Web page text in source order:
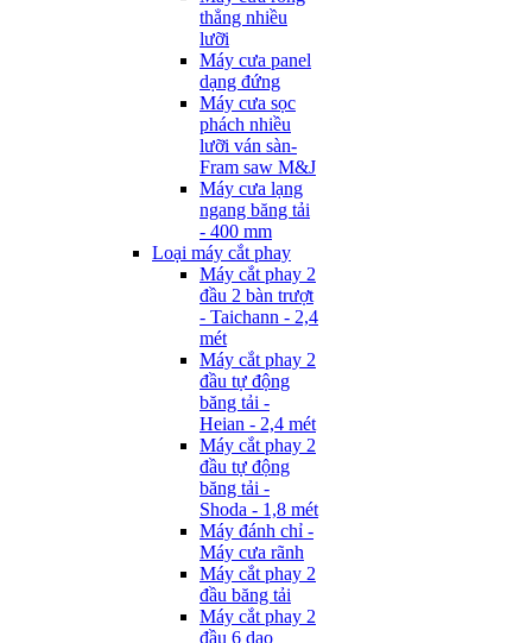
thẳng nhiều
lưỡi
Máy cưa panel
dạng đứng
Máy cưa sọc
phách nhiều
lưỡi ván sàn-
Fram saw M&J
Máy cưa lạng
ngang băng tải
- 400 mm
Loại máy cắt phay
Máy cắt phay 2
đầu 2 bàn trượt
- Taichann - 2,4
mét
Máy cắt phay 2
đầu tự động
băng tải -
Heian - 2,4 mét
Máy cắt phay 2
đầu tự động
băng tải -
Shoda - 1,8 mét
Máy đánh chỉ -
Máy cưa rãnh
Máy cắt phay 2
đầu băng tải
Máy cắt phay 2
đầu 6 dao